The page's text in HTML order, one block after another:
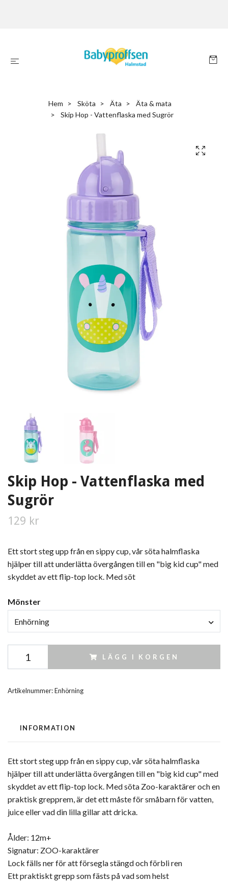
Hem Sköta Äta
Äta & mata
Skip Hop - Vattenflaska med Sugrör
Skip Hop - Vattenflaska med
Sugrör
129 kr
Ett stort steg upp från en sippy cup, vår söta halmflaska
hjälper till att underlätta övergången till en "big kid cup" med
skyddet av ett flip-top lock. Med söt
Mönster
Enhörning
LÄGG I KORGEN
Artikelnummer:Enhörning
INFORMATION
Ett stort steg upp från en sippy cup, vår söta halmflaska
hjälper till att underlätta övergången till en "big kid cup" med
skyddet av ett flip-top lock. Med söta Zoo-karaktärer och en
praktisk grepprem, är det ett måste för småbarn för vatten,
juice eller vad din lilla gillar att dricka.
Ålder: 12m+
Signatur: ZOO-karaktärer
Lock fälls ner för att försegla stängd och förbli ren
Ett praktiskt grepp som fästs på vad som helst